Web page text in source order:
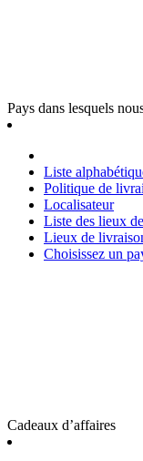
Pays dans lesquels
Liste
Politique de
Localisateur
Liste des lieux
Lieux de
Choisissez un
Cadeaux d’affaires